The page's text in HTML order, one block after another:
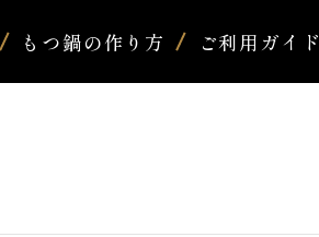
もつ鍋の作り方 ご利用ガイド